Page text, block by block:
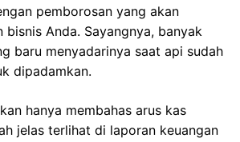
pemborosan yang akan
bisnis Anda. Sayangnya, banyak
baru menyadarinya saat api sudah
dipadamkan.
hanya membahas arus kas
jelas terlihat di laporan keuangan